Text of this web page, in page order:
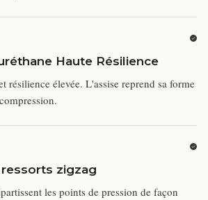
Haute Résilience
résilience élevée. L'assise reprend sa forme
zigzag
les points de pression de façon